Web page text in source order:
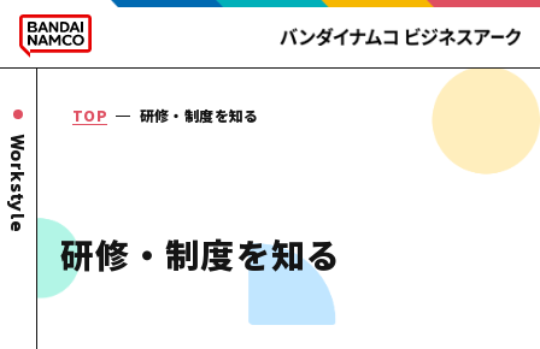
TOP 研修・制度を知る
研修・制度を知る
Workstyle